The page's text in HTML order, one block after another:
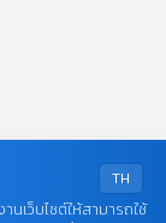
TH
นเว็บไซต์ให้สามารถใช้